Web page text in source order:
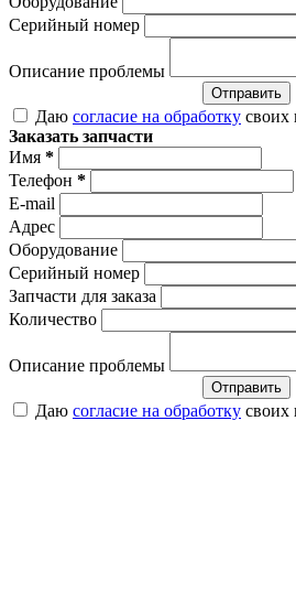
Серийный номер
Описание проблемы
Отправить
Даю согласие на обработку своих
Заказать запчасти
Имя *
Телефон *
E-mail
Адрес
Оборудование
Серийный номер
Запчасти для заказа
Количество
Описание проблемы
Отправить
Даю согласие на обработку своих